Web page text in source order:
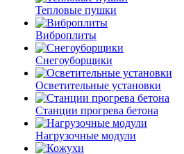
Тепловые пушки
Виброплиты
Снегоуборщики
Осветительные установки
Станции прогрева бетона
Нагрузочные модули